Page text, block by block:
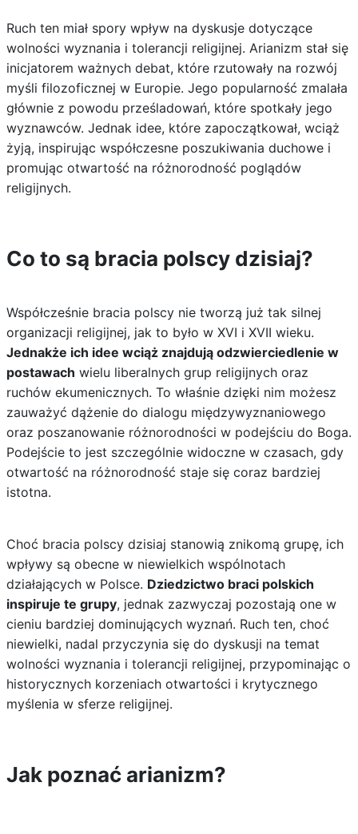
Ruch ten miał spory wpływ na dyskusje dotyczące
wolności wyznania i tolerancji religijnej. Arianizm stał się
inicjatorem ważnych debat, które rzutowały na rozwój
myśli filozoficznej w Europie. Jego popularność zmalała
głównie z powodu prześladowań, które spotkały jego
wyznawców. Jednak idee, które zapoczątkował, wciąż
żyją, inspirując współczesne poszukiwania duchowe i
promując otwartość na różnorodność poglądów
religijnych.
Co to są bracia polscy dzisiaj?
Współcześnie bracia polscy nie tworzą już tak silnej
organizacji religijnej, jak to było w XVI i XVII wieku.
Jednakże ich idee wciąż znajdują odzwierciedlenie w
postawach wielu liberalnych grup religijnych oraz
ruchów ekumenicznych. To właśnie dzięki nim możesz
zauważyć dążenie do dialogu międzywyznaniowego
oraz poszanowanie różnorodności w podejściu do Boga.
Podejście to jest szczególnie widoczne w czasach, gdy
otwartość na różnorodność staje się coraz bardziej
istotna.
Choć bracia polscy dzisiaj stanowią znikomą grupę, ich
wpływy są obecne w niewielkich wspólnotach
działających w Polsce. Dziedzictwo braci polskich
inspiruje te grupy, jednak zazwyczaj pozostają one w
cieniu bardziej dominujących wyznań. Ruch ten, choć
niewielki, nadal przyczynia się do dyskusji na temat
wolności wyznania i tolerancji religijnej, przypominając o
historycznych korzeniach otwartości i krytycznego
myślenia w sferze religijnej.
Jak poznać arianizm?